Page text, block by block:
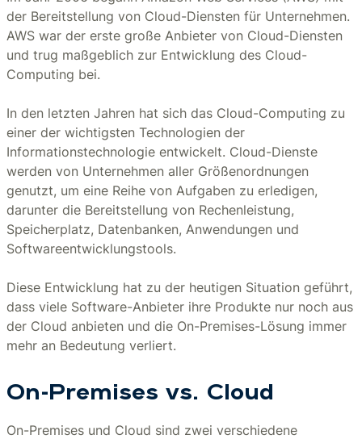
der Bereitstellung von Cloud-Diensten für Unternehmen.
AWS war der erste große Anbieter von Cloud-Diensten
und trug maßgeblich zur Entwicklung des Cloud-
Computing bei.
In den letzten Jahren hat sich das Cloud-Computing zu
einer der wichtigsten Technologien der
Informationstechnologie entwickelt. Cloud-Dienste
werden von Unternehmen aller Größenordnungen
genutzt, um eine Reihe von Aufgaben zu erledigen,
darunter die Bereitstellung von Rechenleistung,
Speicherplatz, Datenbanken, Anwendungen und
Softwareentwicklungstools.
Diese Entwicklung hat zu der heutigen Situation geführt,
dass viele Software-Anbieter ihre Produkte nur noch aus
der Cloud anbieten und die On-Premises-Lösung immer
mehr an Bedeutung verliert.
On-Premises vs. Cloud
On-Premises und Cloud sind zwei verschiedene